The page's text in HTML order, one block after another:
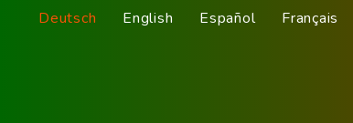
Deutsch English Español Français